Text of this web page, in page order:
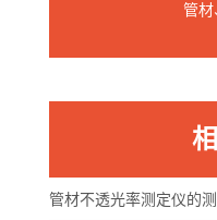
管材
管材不透光率测定仪的